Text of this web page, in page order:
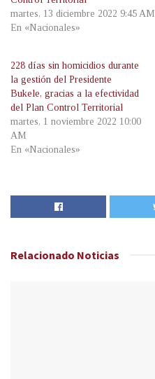
martes, 13 diciembre 2022 9:45 AM
En «Nacionales»
228 días sin homicidios durante
la gestión del Presidente
Bukele, gracias a la efectividad
del Plan Control Territorial
martes, 1 noviembre 2022 10:00
AM
En «Nacionales»
Relacionado Noticias